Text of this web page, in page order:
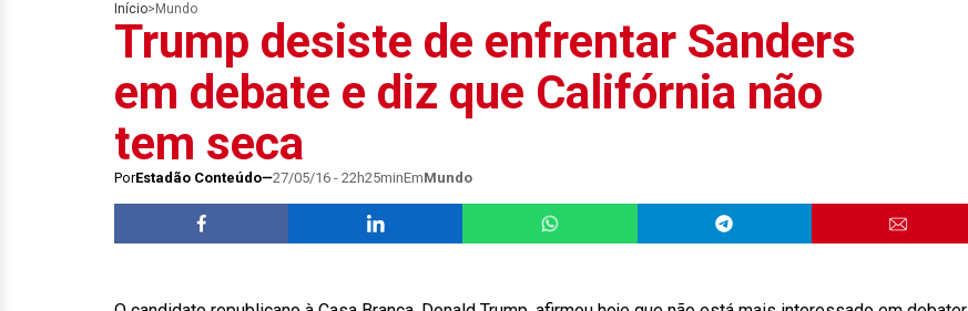
Início> Mundo
Trump desiste de enfrentar Sanders
em debate e diz que Califórnia não
tem seca
PorEstadão Conteúdo 27/05/16 - 22h25minEmMundo